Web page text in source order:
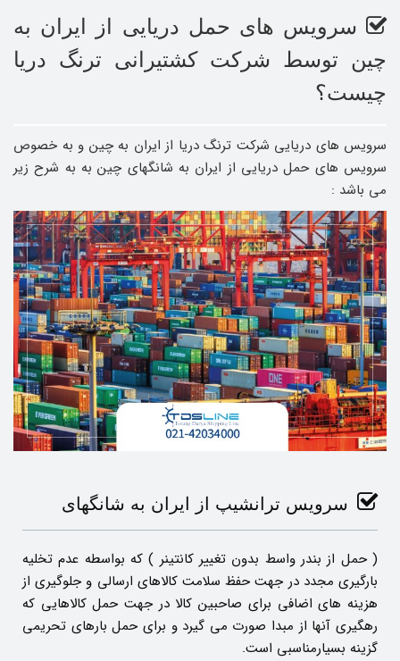
سرویس های حمل دریایی از ایران به
چین توسط شرکت کشتیرانی ترنگ دریا
چیست؟
سرویس های دریایی شرکت ترنگ دریا از ایران به چین و به خصوص
سرویس های حمل دریایی از ایران به شانگهای چین به به شرح زیر
می باشد :
سرویس ترانشیپ از ایران به شانگهای
( حمل از بندر واسط بدون تغییر کانتینر ) که بواسطه عدم تخلیه
بارگیری مجدد در جهت حفظ سلامت کالاهای ارسالی و جلوگیری از
هزینه های اضافی برای صاحبین کالا در جهت حمل کالاهایی که
رهگیری آنها از مبدا صورت می گیرد و برای حمل بارهای تحریمی
گزینه بسیارمناسبی است.